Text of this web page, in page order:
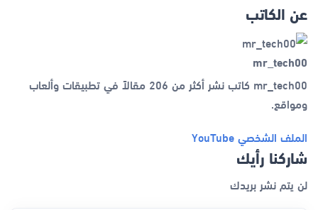
عن الكاتب
mr_tech00
mr_tech00 كاتب نشر أكثر من 206 مقالاً في تطبيقات وألعاب
ومواقع.
الملف الشخصي YouTube
شاركنا رأيك
لن يتم نشر بريدك